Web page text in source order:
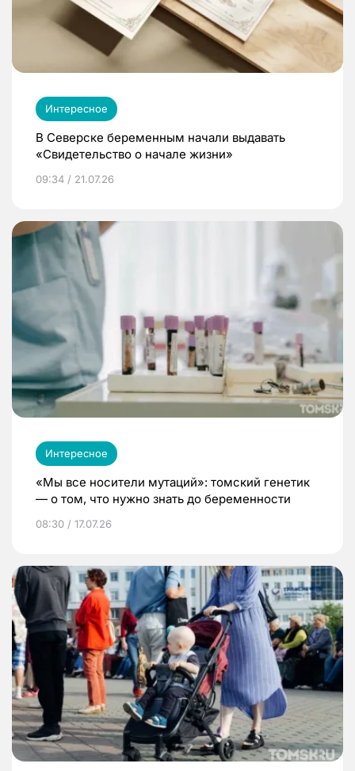
Интересное
В Северске беременным начали выдавать
«Свидетельство о начале жизни»
09:34 / 21.07.26
Интересное
«Мы все носители мутаций»: томский генетик
— о том, что нужно знать до беременности
08:30 / 17.07.26